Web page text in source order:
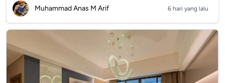
Muhammad Anas M Arif 6 hari yang lalu